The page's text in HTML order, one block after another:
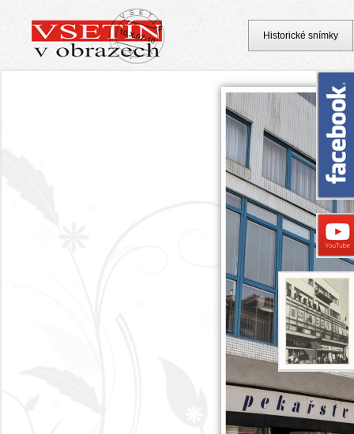
Historické snímky